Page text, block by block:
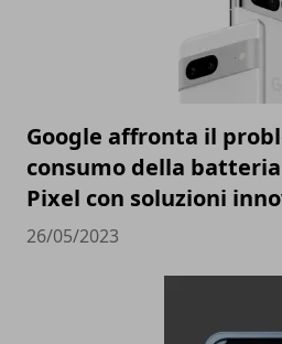
Google affronta il
consumo della
Pixel con soluzioni
26/05/2023